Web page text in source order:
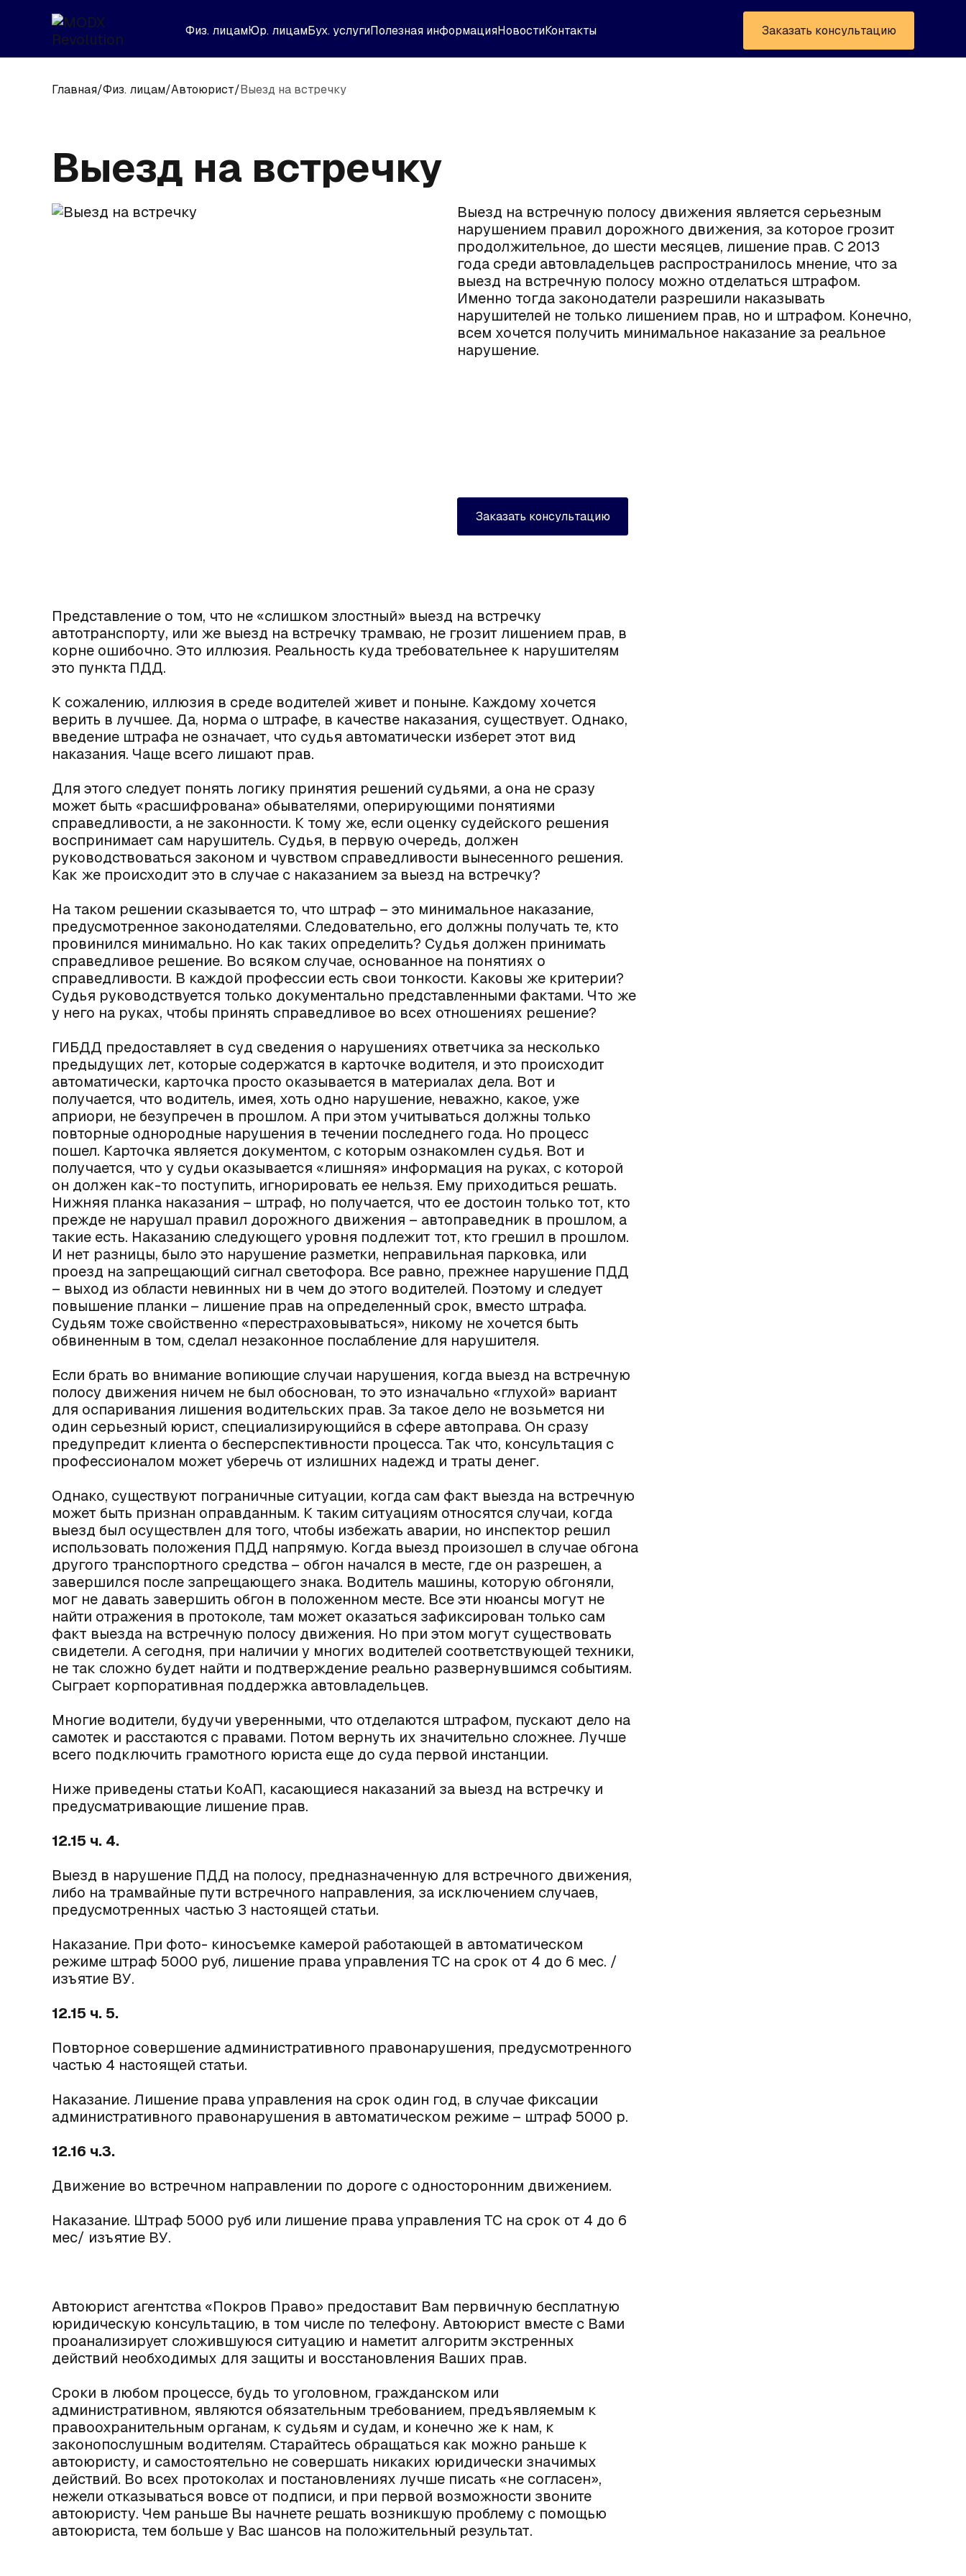
Физ. лицамЮр. лицамБух. услугиПолезная информацияНовостиКонтакты Заказать консультацию
Главная/Физ. лицам/Автоюрист/Выезд на встречку
Выезд на встречку
Выезд на встречную полосу движения является серьезным
нарушением правил дорожного движения, за которое грозит
продолжительное, до шести месяцев, лишение прав. С 2013
года среди автовладельцев распространилось мнение, что за
выезд на встречную полосу можно отделаться штрафом.
Именно тогда законодатели разрешили наказывать
нарушителей не только лишением прав, но и штрафом. Конечно,
всем хочется получить минимальное наказание за реальное
нарушение.
Заказать консультацию
Представление о том, что не «слишком злостный» выезд на встречку
автотранспорту, или же выезд на встречку трамваю, не грозит лишением прав, в
корне ошибочно. Это иллюзия. Реальность куда требовательнее к нарушителям
это пункта ПДД.
К сожалению, иллюзия в среде водителей живет и поныне. Каждому хочется
верить в лучшее. Да, норма о штрафе, в качестве наказания, существует. Однако,
введение штрафа не означает, что судья автоматически изберет этот вид
наказания. Чаще всего лишают прав.
Для этого следует понять логику принятия решений судьями, а она не сразу
может быть «расшифрована» обывателями, оперирующими понятиями
справедливости, а не законности. К тому же, если оценку судейского решения
воспринимает сам нарушитель. Судья, в первую очередь, должен
руководствоваться законом и чувством справедливости вынесенного решения.
Как же происходит это в случае с наказанием за выезд на встречку?
На таком решении сказывается то, что штраф – это минимальное наказание,
предусмотренное законодателями. Следовательно, его должны получать те, кто
провинился минимально. Но как таких определить? Судья должен принимать
справедливое решение. Во всяком случае, основанное на понятиях о
справедливости. В каждой профессии есть свои тонкости. Каковы же критерии?
Судья руководствуется только документально представленными фактами. Что же
у него на руках, чтобы принять справедливое во всех отношениях решение?
ГИБДД предоставляет в суд сведения о нарушениях ответчика за несколько
предыдущих лет, которые содержатся в карточке водителя, и это происходит
автоматически, карточка просто оказывается в материалах дела. Вот и
получается, что водитель, имея, хоть одно нарушение, неважно, какое, уже
априори, не безупречен в прошлом. А при этом учитываться должны только
повторные однородные нарушения в течении последнего года. Но процесс
пошел. Карточка является документом, с которым ознакомлен судья. Вот и
получается, что у судьи оказывается «лишняя» информация на руках, с которой
он должен как-то поступить, игнорировать ее нельзя. Ему приходиться решать.
Нижняя планка наказания – штраф, но получается, что ее достоин только тот, кто
прежде не нарушал правил дорожного движения – автоправедник в прошлом, а
такие есть. Наказанию следующего уровня подлежит тот, кто грешил в прошлом.
И нет разницы, было это нарушение разметки, неправильная парковка, или
проезд на запрещающий сигнал светофора. Все равно, прежнее нарушение ПДД
– выход из области невинных ни в чем до этого водителей. Поэтому и следует
повышение планки – лишение прав на определенный срок, вместо штрафа.
Судьям тоже свойственно «перестраховываться», никому не хочется быть
обвиненным в том, сделал незаконное послабление для нарушителя.
Если брать во внимание вопиющие случаи нарушения, когда выезд на встречную
полосу движения ничем не был обоснован, то это изначально «глухой» вариант
для оспаривания лишения водительских прав. За такое дело не возьмется ни
один серьезный юрист, специализирующийся в сфере автоправа. Он сразу
предупредит клиента о бесперспективности процесса. Так что, консультация с
профессионалом может уберечь от излишних надежд и траты денег.
Однако, существуют пограничные ситуации, когда сам факт выезда на встречную
может быть признан оправданным. К таким ситуациям относятся случаи, когда
выезд был осуществлен для того, чтобы избежать аварии, но инспектор решил
использовать положения ПДД напрямую. Когда выезд произошел в случае обгона
другого транспортного средства – обгон начался в месте, где он разрешен, а
завершился после запрещающего знака. Водитель машины, которую обгоняли,
мог не давать завершить обгон в положенном месте. Все эти нюансы могут не
найти отражения в протоколе, там может оказаться зафиксирован только сам
факт выезда на встречную полосу движения. Но при этом могут существовать
свидетели. А сегодня, при наличии у многих водителей соответствующей техники,
не так сложно будет найти и подтверждение реально развернувшимся событиям.
Сыграет корпоративная поддержка автовладельцев.
Многие водители, будучи уверенными, что отделаются штрафом, пускают дело на
самотек и расстаются с правами. Потом вернуть их значительно сложнее. Лучше
всего подключить грамотного юриста еще до суда первой инстанции.
Ниже приведены статьи КоАП, касающиеся наказаний за выезд на встречку и
предусматривающие лишение прав.
12.15 ч. 4.
Выезд в нарушение ПДД на полосу, предназначенную для встречного движения,
либо на трамвайные пути встречного направления, за исключением случаев,
предусмотренных частью 3 настоящей статьи.
Наказание. При фото- киносъемке камерой работающей в автоматическом
режиме штраф 5000 руб, лишение права управления ТС на срок от 4 до 6 мес. /
изъятие ВУ.
12.15 ч. 5.
Повторное совершение административного правонарушения, предусмотренного
частью 4 настоящей статьи.
Наказание. Лишение права управления на срок один год, в случае фиксации
административного правонарушения в автоматическом режиме – штраф 5000 р.
12.16 ч.3.
Движение во встречном направлении по дороге с односторонним движением.
Наказание. Штраф 5000 руб или лишение права управления ТС на срок от 4 до 6
мес/ изъятие ВУ.
Автоюрист агентства «Покров Право» предоставит Вам первичную бесплатную
юридическую консультацию, в том числе по телефону. Автоюрист вместе с Вами
проанализирует сложившуюся ситуацию и наметит алгоритм экстренных
действий необходимых для защиты и восстановления Ваших прав.
Сроки в любом процессе, будь то уголовном, гражданском или
административном, являются обязательным требованием, предъявляемым к
правоохранительным органам, к судьям и судам, и конечно же к нам, к
законопослушным водителям. Старайтесь обращаться как можно раньше к
автоюристу, и самостоятельно не совершать никаких юридически значимых
действий. Во всех протоколах и постановлениях лучше писать «не согласен»,
нежели отказываться вовсе от подписи, и при первой возможности звоните
автоюристу. Чем раньше Вы начнете решать возникшую проблему с помощью
автоюриста, тем больше у Вас шансов на положительный результат.